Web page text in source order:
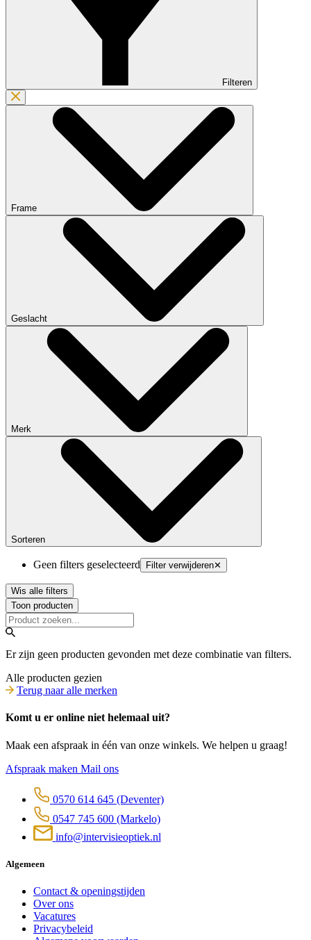
Filteren
Frame
Geslacht
Merk
Sorteren
Geen filters geselecteerd Filter verwijderen✕
Wis alle filters
Toon producten
Er zijn geen producten gevonden met deze combinatie van filters.
Alle producten gezien
Terug naar alle merken
Komt u er online niet helemaal uit?
Maak een afspraak in één van onze winkels. We helpen u graag!
Afspraak maken Mail ons
0570 614 645 (Deventer)
0547 745 600 (Markelo)
info@intervisieoptiek.nl
Algemeen
Contact & openingstijden
Over ons
Vacatures
Privacybeleid